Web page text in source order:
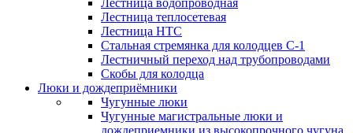
Лестница водопроводная
Лестница теплосетевая
Лестница НТС
Стальная стремянка для колодцев С-1
Лестничный переход над трубопроводами
Скобы для колодца
Люки и дождеприёмники
Чугунные люки
Чугунные магистральные люки и
дождеприемники из высокопрочного чугуна